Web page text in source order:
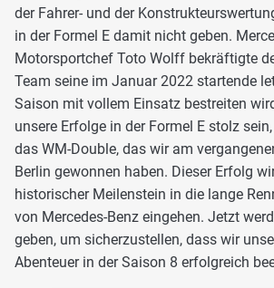
der Fahrer- und der
in der Formel E damit nicht geben.
Motorsportchef Toto Wolff bekräftigte
Team seine im Januar 2022 startende
Saison mit vollem Einsatz bestreiten
unsere Erfolge in der Formel E stolz
das WM-Double, das wir am
Berlin gewonnen haben. Dieser Erfolg
historischer Meilenstein in die lange
von Mercedes-Benz eingehen. Jetzt
geben, um sicherzustellen, dass wir
Abenteuer in der Saison 8 erfolgreich